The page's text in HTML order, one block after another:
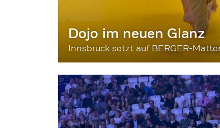
Dojo im neuen Glanz
Innsbruck setzt auf BERGER-